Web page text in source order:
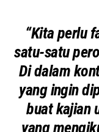
“Kita perlu
satu-satu
Di dalam
yang ingin
buat kajian
yang